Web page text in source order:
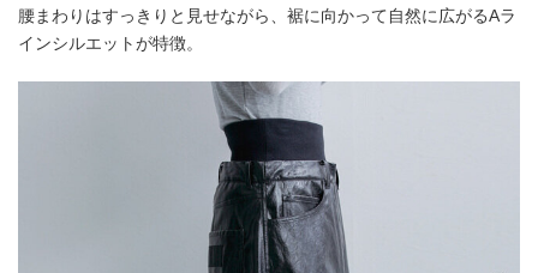
腰まわりはすっきりと見せながら、裾に向かって自然に広がるAラ
インシルエットが特徴。